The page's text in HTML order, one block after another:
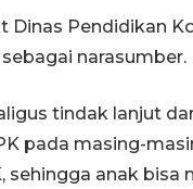
Dinas Pendidikan
narasumber.
tindak lanjut
pada masing-
sehingga anak